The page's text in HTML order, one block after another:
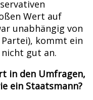
Wert auf
unabhängig von
kommt ein
gut an.
in den Umfragen,
ein Staatsmann?